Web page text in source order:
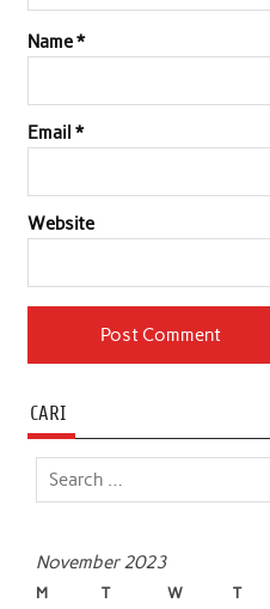
Name*
Email *
Website
CARI
November 2023
M T W T